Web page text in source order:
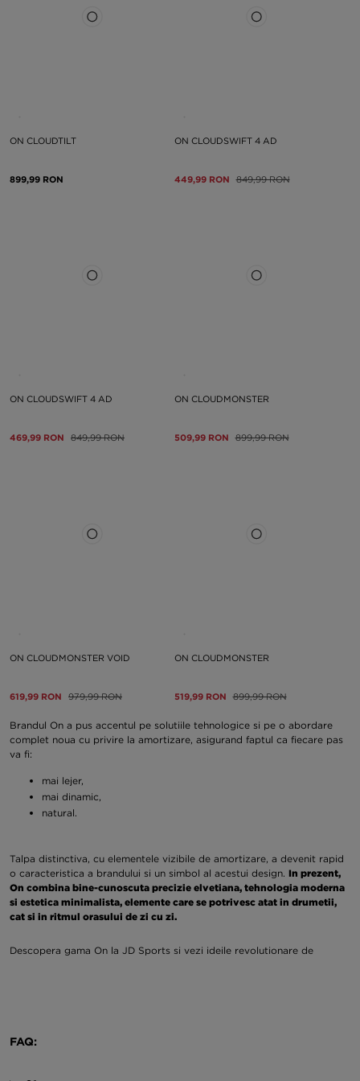
ON CLOUDTILT
899,99 RON
ON CLOUDSWIFT 4 AD
449,99 RON 849,99 RON
ON CLOUDSWIFT 4 AD
469,99 RON 849,99 RON
ON CLOUDMONSTER
509,99 RON 899,99 RON
ON CLOUDMONSTER VOID
619,99 RON 979,99 RON
ON CLOUDMONSTER
519,99 RON 899,99 RON
Brandul On a pus accentul pe solutiile tehnologice si pe o abordare
complet noua cu privire la amortizare, asigurand faptul ca fiecare pas
va fi:
mai lejer,
mai dinamic,
natural.
Talpa distinctiva, cu elementele vizibile de amortizare, a devenit rapid
o caracteristica a brandului si un simbol al acestui design. In prezent,
On combina bine-cunoscuta precizie elvetiana, tehnologia moderna
si estetica minimalista, elemente care se potrivesc atat in drumetii,
cat si in ritmul orasului de zi cu zi.
Descopera gama On la JD Sports si vezi ideile revolutionare de
barbati si femei, create pentru alergare pe strazile oraselor si pe
FAQ: